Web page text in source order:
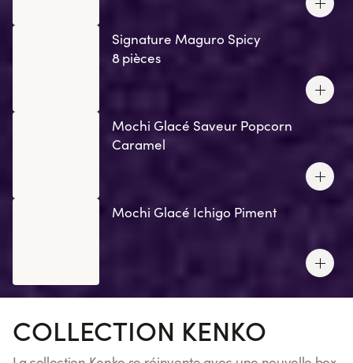
Signature Maguro Spicy
8 pièces
Mochi Glacé Saveur Popcorn
Caramel
Mochi Glacé Ichigo Piment
COLLECTION KENKO